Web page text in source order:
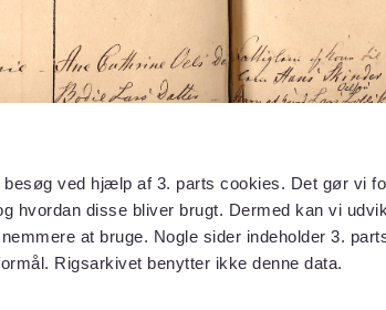
ved hjælp af 3. parts cookies. Det gør vi
hvordan disse bliver brugt. Dermed kan vi
at bruge. Nogle sider indeholder 3.
Rigsarkivet benytter ikke denne data.